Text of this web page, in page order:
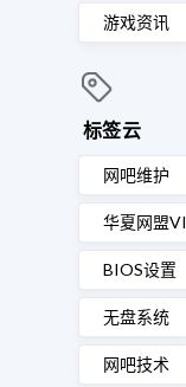
游戏资讯
标签云
网吧维护
华夏网盟
BIOS设置
无盘系统
网吧技术